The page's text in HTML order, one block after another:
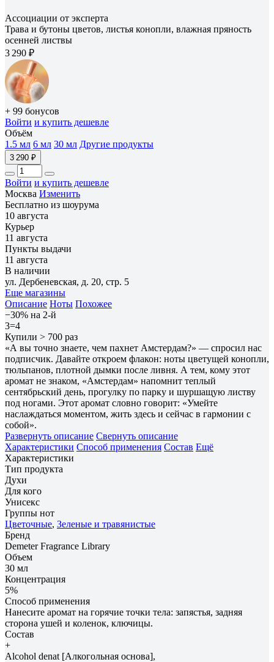
Ассоциации от эксперта
Трава и бутоны цветов, листья конопли, влажная пряность
осенней листвы
3 290 ₽
+ 99 бонусов
Войти и купить дешевле
Объём
1.5 мл 6 мл 30 мл Другие продукты
3 290 ₽
Войти и купить дешевле
Москва Изменить
Бесплатно из шоурума
10 августа
Курьер
11 августа
Пункты выдачи
11 августа
В наличии
ул. Дербеневская, д. 20, стр. 5
Еще магазины
Описание Ноты Похожее
−30% на 2-й
3=4
Купили > 700 раз
«А вы точно знаете, чем пахнет Амстердам?» — спросил нас
подписчик. Давайте откроем флакон: ноты цветущей конопли,
тюльпанов, плотной дымки после ливня. А тем, кому этот
аромат не знаком, «Амстердам» напомнит теплый
сентябрьский день, прогулку по парку и шуршащую листву
под ногами. Этот аромат словно говорит: «Умейте
наслаждаться моментом, жить здесь и сейчас в гармонии с
собой».
Развернуть описание Свернуть описание
Характеристики Способ применения Состав Ещё
Характеристики
Тип продукта
Духи
Для кого
Унисекс
Группы нот
Цветочные, Зеленые и травянистые
Бренд
Demeter Fragrance Library
Объем
30 мл
Концентрация
5%
Способ применения
Нанесите аромат на горячие точки тела: запястья, задняя
сторона ушей и коленок, ключицы.
Состав
+
Alcohol denat [Алкогольная основа],